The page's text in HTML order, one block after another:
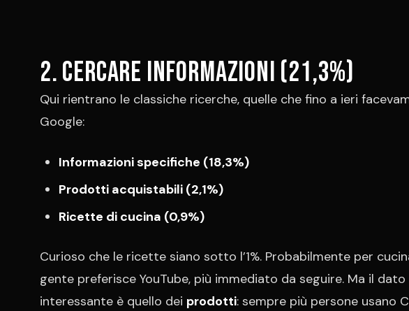
2. Cercare informazioni (21,3%)
Qui rientrano le classiche ricerche, quelle che fino a ieri
Google:
Informazioni specifiche (18,3%)
Prodotti acquistabili (2,1%)
Ricette di cucina (0,9%)
Curioso che le ricette siano sotto l’1%. Probabilmente per
gente preferisce YouTube, più immediato da seguire. Ma il dato
interessante è quello dei prodotti: sempre più persone usano